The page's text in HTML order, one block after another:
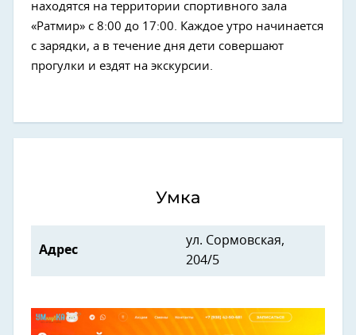
находятся на территории спортивного зала
«Ратмир» с 8:00 до 17:00. Каждое утро начинается
с зарядки, а в течение дня дети совершают
прогулки и ездят на экскурсии.
Умка
Адрес
ул. Сормовская,
204/5